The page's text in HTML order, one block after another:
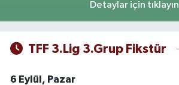
Detaylar için tıklayın
TFF 3.Lig 3.Grup Fikstür
6 Eylül, Pazar